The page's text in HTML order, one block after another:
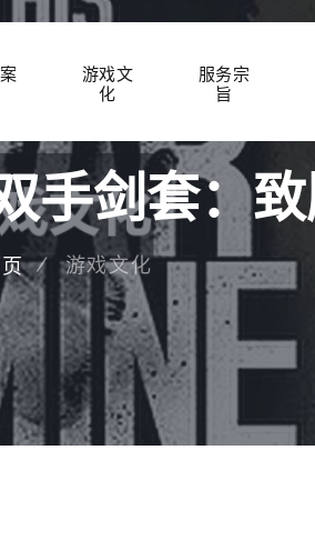
游戏文
化
服务宗
旨
手剑套：
游戏文化